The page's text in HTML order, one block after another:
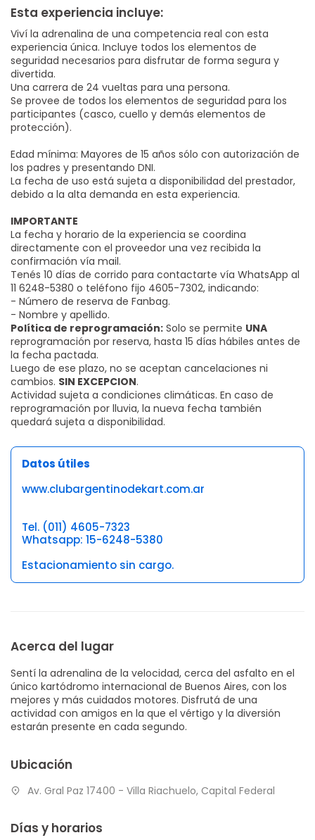
Esta experiencia incluye:
Viví la adrenalina de una competencia real con esta
experiencia única. Incluye todos los elementos de
seguridad necesarios para disfrutar de forma segura y
divertida.
Una carrera de 24 vueltas para una persona.
Se provee de todos los elementos de seguridad para los
participantes (casco, cuello y demás elementos de
protección).
Edad mínima: Mayores de 15 años sólo con autorización de
los padres y presentando DNI.
La fecha de uso está sujeta a disponibilidad del prestador,
debido a la alta demanda en esta experiencia.
IMPORTANTE
La fecha y horario de la experiencia se coordina
directamente con el proveedor una vez recibida la
confirmación vía mail.
Tenés 10 días de corrido para contactarte vía WhatsApp al
11 6248-5380 o teléfono fijo 4605-7302, indicando:
- Número de reserva de Fanbag.
- Nombre y apellido.
Política de reprogramación: Solo se permite UNA
reprogramación por reserva, hasta 15 días hábiles antes de
la fecha pactada.
Luego de ese plazo, no se aceptan cancelaciones ni
cambios. SIN EXCEPCION.
Actividad sujeta a condiciones climáticas. En caso de
reprogramación por lluvia, la nueva fecha también
quedará sujeta a disponibilidad.
Datos útiles
www.clubargentinodekart.com.ar
Tel. (011) 4605-7323
Whatsapp: 15-6248-5380
Estacionamiento sin cargo.
Acerca del lugar
Sentí la adrenalina de la velocidad, cerca del asfalto en el
único kartódromo internacional de Buenos Aires, con los
mejores y más cuidados motores. Disfrutá de una
actividad con amigos en la que el vértigo y la diversión
estarán presente en cada segundo.
Ubicación
Av. Gral Paz 17400 - Villa Riachuelo, Capital Federal
Días y horarios